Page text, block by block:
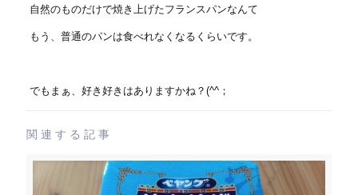
自然のものだけで焼き上げたフランスパンなんて
もう、普通のパンは食べれなくなるくらいです。
でもまぁ、好き好きはありますかね？(^^；
関連する記事